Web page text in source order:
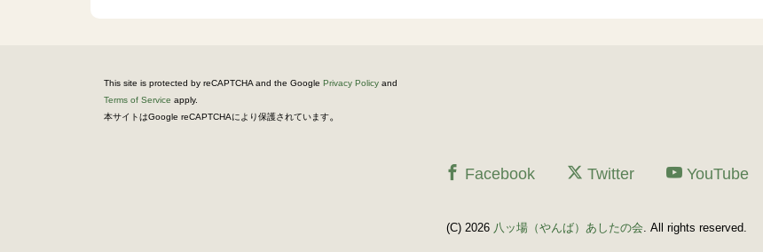
This site is protected by reCAPTCHA and the Google Privacy Policy and
Terms of Service apply.
本サイトはGoogle reCAPTCHAにより保護されています。
Facebook Twitter YouTube
(C) 2026 八ッ場（やんば）あしたの会. All rights reserved.